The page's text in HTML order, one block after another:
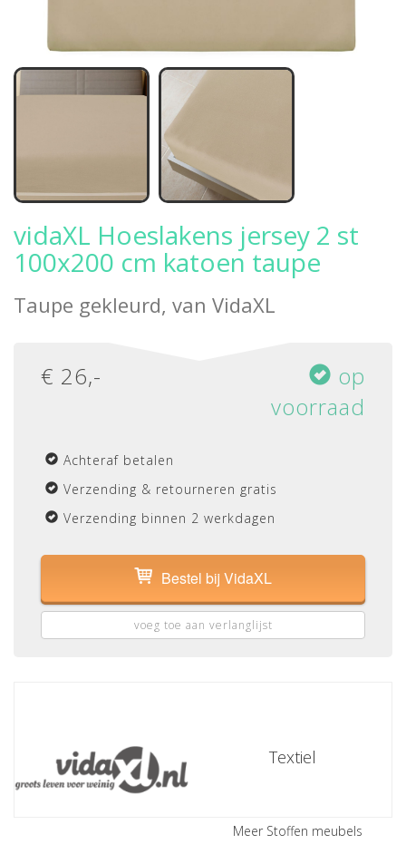
vidaXL Hoeslakens jersey 2 st
100x200 cm katoen taupe
Taupe gekleurd, van VidaXL
€ 26,-
op
voorraad
Achteraf betalen
Verzending & retourneren gratis
Verzending binnen 2 werkdagen
Bestel bij VidaXL
voeg toe aan verlanglijst
Textiel
Meer Stoffen meubels